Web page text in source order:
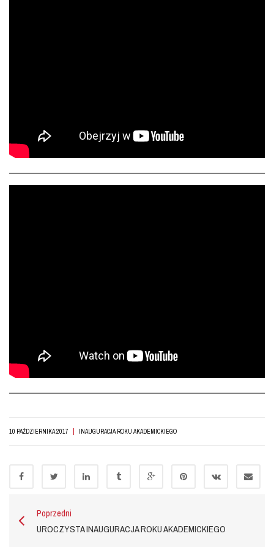
10 PAŹDZIERNIKA 2017 | INAUGURACJA ROKU AKADEMICKIEGO
Poprzedni
UROCZYSTA INAUGURACJA ROKU AKADEMICKIEGO